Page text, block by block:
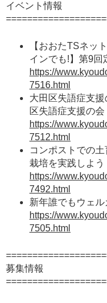
イベント情報
【おおたTSネッ
インでも!】第9回
https://
7516.html
大田区失語症支
区失語症支援の会
https://
7512.html
コンポストでの
栽培を実践しよ
https://
7492.html
新年誰でもウェ
https://
7505.html
募集情報